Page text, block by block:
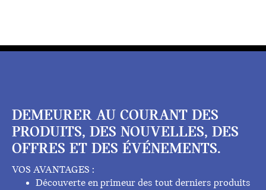
DEMEURER AU COURANT DES
PRODUITS, DES NOUVELLES, DES
OFFRES ET DES ÉVÉNEMENTS.
VOS AVANTAGES :
Découverte en primeur des tout derniers produits